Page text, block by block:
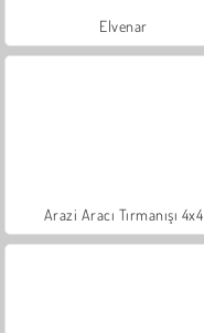
Elvenar
Arazi Aracı Tırmanışı 4x4